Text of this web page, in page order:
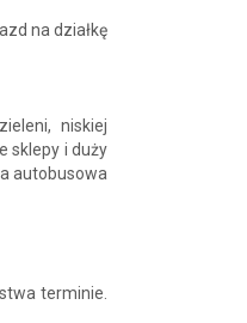
na działkę
niskiej
sklepy i duży
autobusowa
terminie.